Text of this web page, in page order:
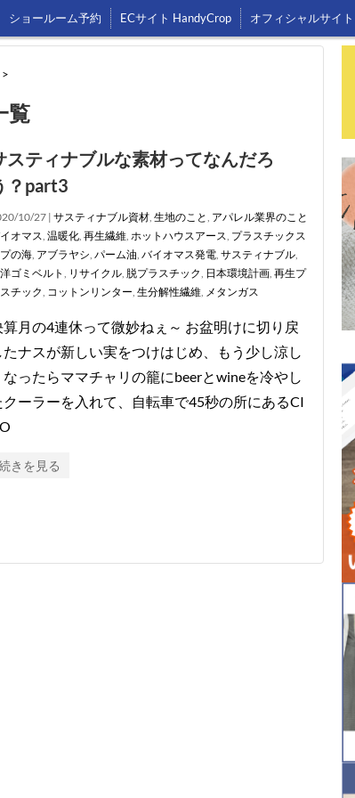
ショールーム予約 ECサイト HandyCrop オフィシャルサイト
>
覧
スティナブルな素材ってなんだろ
？part3
10/27 | サスティナブル資材, 生地のこと, アパレル業界のこと
オマス, 温暖化, 再生繊維, ホットハウスアース, プラスチックス
の海, アブラヤシ, パーム油, バイオマス発電, サスティナブル,
ゴミベルト , リサイクル, 脱プラスチック, 日本環境計画, 再生プ
チック, コットンリンター, 生分解性繊維, メタンガス
算月の4連休って微妙ねぇ～ お盆明けに切り戻
たナスが新しい実をつけはじめ、もう少し涼し
なったらママチャリの籠にbeerとwineを冷やし
クーラーを入れて、自転車で45秒の所にあるCI
きを見る